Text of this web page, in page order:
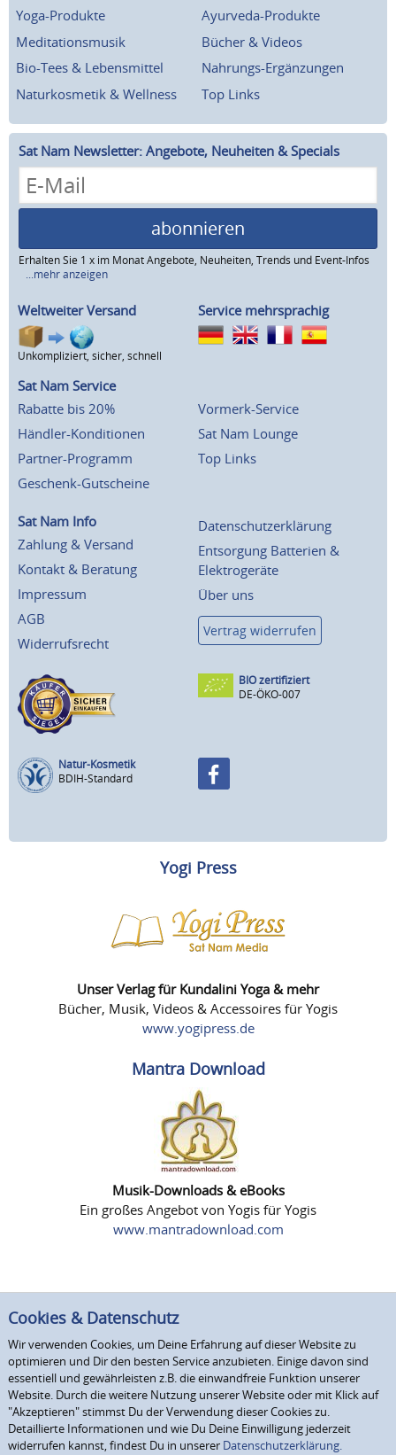
Yoga-Produkte
Ayurveda-Produkte
Meditationsmusik
Bücher & Videos
Bio-Tees & Lebensmittel
Nahrungs-Ergänzungen
Naturkosmetik & Wellness
Top Links
Sat Nam Newsletter: Angebote, Neuheiten & Specials
abonnieren
Erhalten Sie 1 x im Monat Angebote, Neuheiten, Trends und Event-Infos
...mehr anzeigen
Weltweiter Versand
Unkompliziert, sicher, schnell
Service mehrsprachig
Sat Nam Service
Rabatte bis 20%
Händler-Konditionen
Partner-Programm
Geschenk-Gutscheine
Vormerk-Service
Sat Nam Lounge
Top Links
Sat Nam Info
Zahlung & Versand
Kontakt & Beratung
Impressum
AGB
Widerrufsrecht
Datenschutzerklärung
Entsorgung Batterien &
Elektrogeräte
Über uns
Vertrag widerrufen
BIO zertifiziert
DE-ÖKO-007
Natur-Kosmetik
BDIH-Standard
Yogi Press
Unser Verlag für Kundalini Yoga & mehr
Bücher, Musik, Videos & Accessoires für Yogis
www.yogipress.de
Mantra Download
Musik-Downloads & eBooks
Ein großes Angebot von Yogis für Yogis
www.mantradownload.com
Cookies & Datenschutz
Wir verwenden Cookies, um Deine Erfahrung auf dieser Website zu
optimieren und Dir den besten Service anzubieten. Einige davon sind
essentiell und gewährleisten z.B. die einwandfreie Funktion unserer
Website. Durch die weitere Nutzung unserer Website oder mit Klick auf
"Akzeptieren" stimmst Du der Verwendung dieser Cookies zu.
Detaillierte Informationen und wie Du Deine Einwilligung jederzeit
widerrufen kannst, findest Du in unserer Datenschutzerklärung.